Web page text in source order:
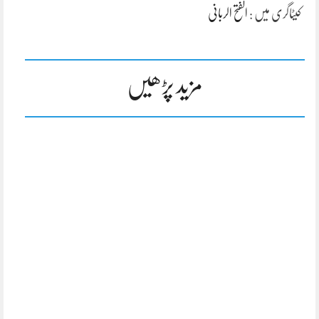
کیٹاگری میں : الفتح الربانی
مزید پڑھیں